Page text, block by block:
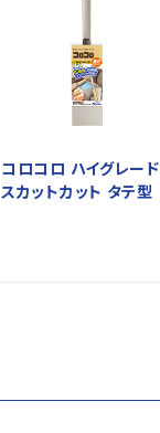
コロコロ ハイグレード
スカットカット タテ型